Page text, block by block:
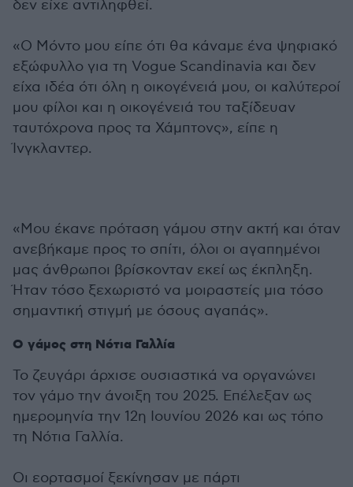
δεν είχε αντιληφθεί.
«Ο Μόντο μου είπε ότι θα κάναμε ένα ψηφιακό
εξώφυλλο για τη Vogue Scandinavia και δεν
είχα ιδέα ότι όλη η οικογένειά μου, οι καλύτεροί
μου φίλοι και η οικογένειά του ταξίδευαν
ταυτόχρονα προς τα Χάμπτονς», είπε η
Ίνγκλαντερ.
«Μου έκανε πρόταση γάμου στην ακτή και όταν
ανεβήκαμε προς το σπίτι, όλοι οι αγαπημένοι
μας άνθρωποι βρίσκονταν εκεί ως έκπληξη.
Ήταν τόσο ξεχωριστό να μοιραστείς μια τόσο
σημαντική στιγμή με όσους αγαπάς».
Ο γάμος στη Νότια Γαλλία
Το ζευγάρι άρχισε ουσιαστικά να οργανώνει
τον γάμο την άνοιξη του 2025. Επέλεξαν ως
ημερομηνία την 12η Ιουνίου 2026 και ως τόπο
τη Νότια Γαλλία.
Οι εορτασμοί ξεκίνησαν με πάρτι